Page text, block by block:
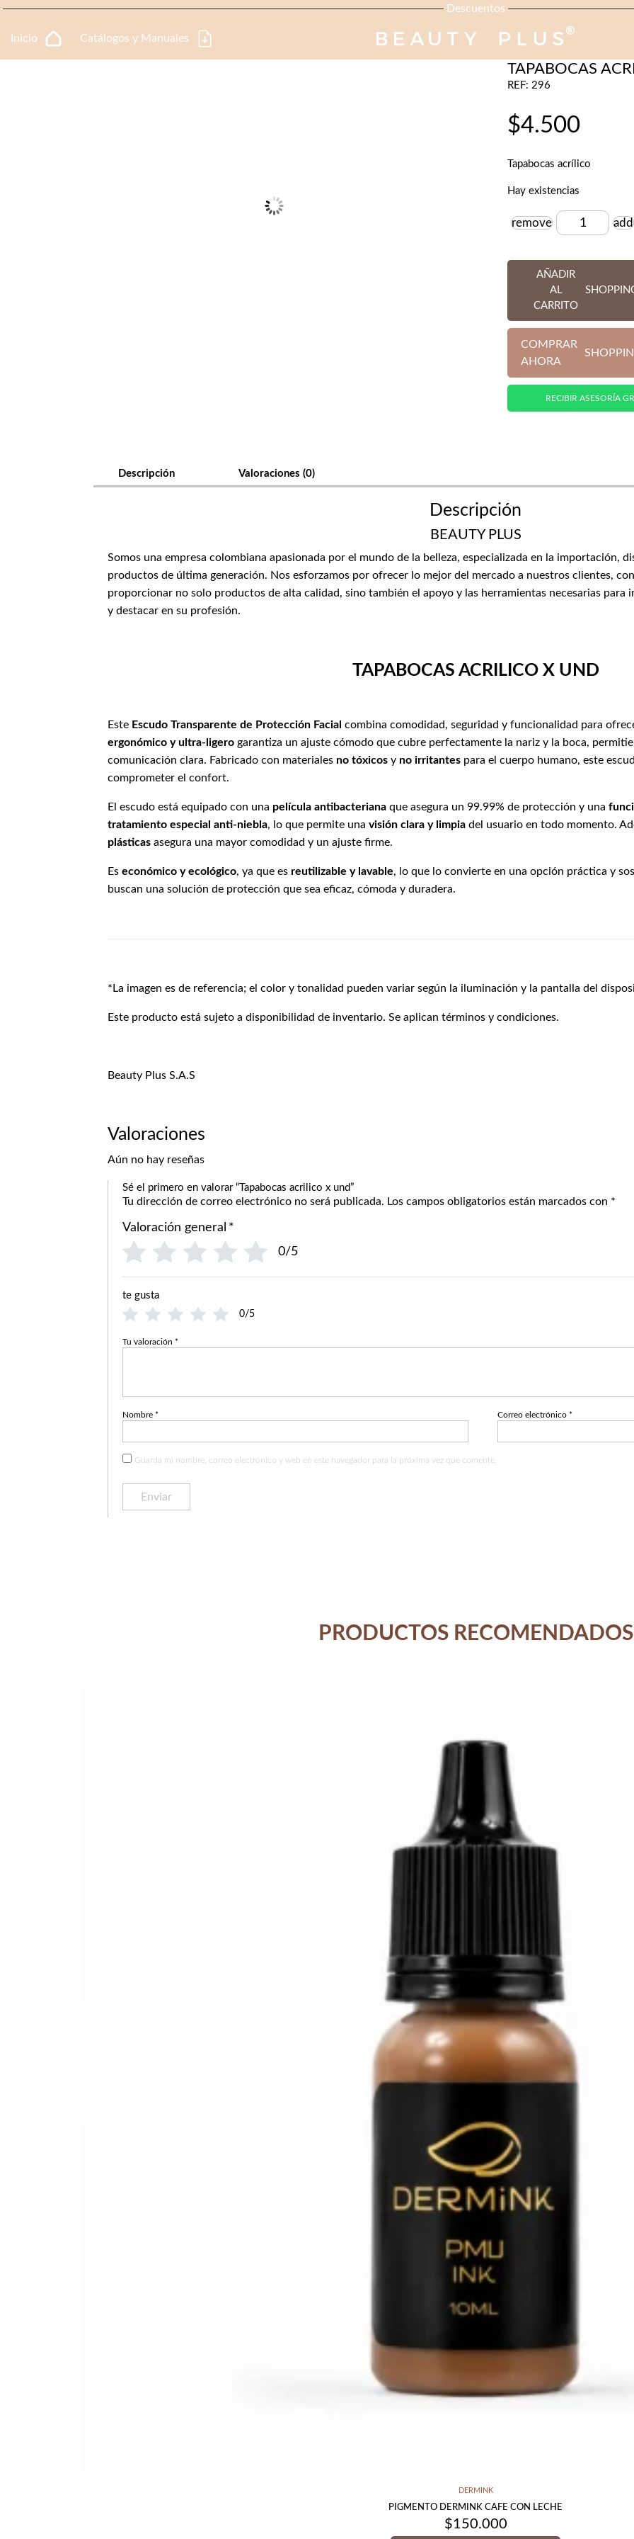
Descuentos
Inicio Catálogos y Manuales
ACCESORIOS MICRO
TAPABOCAS
REF: 296
$4.500
Tapabocas acrílico
Hay existencias
Cantidad
remove add
AÑADIR
AL
CARRITO
COMPRAR
AHORA
RECIBIR ASESORÍA
Descripción Valoraciones (0)
Descripción
BEAUTY PLUS
Somos una empresa colombiana apasionada por el mundo de la belleza, especializada en la importación,
productos de última generación. Nos esforzamos por ofrecer lo mejor del mercado a nuestros clientes,
proporcionar no solo productos de alta calidad, sino también el apoyo y las herramientas necesarias para
y destacar en su profesión.
TAPABOCAS ACRILICO X UND
Este Escudo Transparente de Protección Facial combina comodidad, seguridad y funcionalidad para
ergonómico y ultra-ligero garantiza un ajuste cómodo que cubre perfectamente la nariz y la boca,
comunicación clara. Fabricado con materiales no tóxicos y no irritantes para el cuerpo humano, este
comprometer el confort.
El escudo está equipado con una película antibacteriana que asegura un 99.99% de protección y una
tratamiento especial anti-niebla, lo que permite una visión clara y limpia del usuario en todo momento.
plásticas asegura una mayor comodidad y un ajuste firme.
Es económico y ecológico, ya que es reutilizable y lavable, lo que lo convierte en una opción práctica y
buscan una solución de protección que sea eficaz, cómoda y duradera.
*La imagen es de referencia; el color y tonalidad pueden variar según la iluminación y la pantalla del
Este producto está sujeto a disponibilidad de inventario. Se aplican términos y condiciones.
Beauty Plus S.A.S
Valoraciones
Aún no hay reseñas
Sé el primero en valorar “Tapabocas acrilico x und”
Tu dirección de correo electrónico no será publicada. Los campos obligatorios están marcados con *
Valoración general *
0/5
te gusta
0/5
Tu valoración *
Nombre * Correo electrónico *
Guarda mi nombre, correo electrónico y web en este navegador para la próxima vez que comente.
PRODUCTOS RECOMENDADOS
DERMINK
PIGMENTO DERMINK CAFE CON LECHE
$150.000